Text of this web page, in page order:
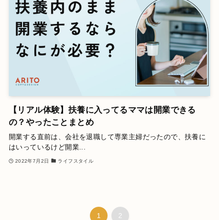
【リアル体験】扶養に入ってるママは開業できる
の？やったことまとめ
開業する直前は、会社を退職して専業主婦だったので、扶養に
はいっているけど開業...
2022年7月2日 ライフスタイル
1 2